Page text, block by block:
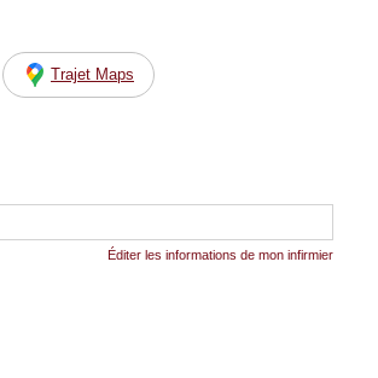
Trajet Maps
Éditer les informations de mon infirmier